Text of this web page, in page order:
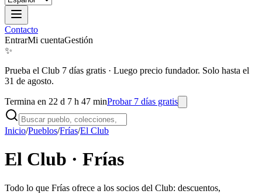
Contacto
EntrarMi cuentaGestión
✨
Prueba el Club 7 días gratis · Luego precio fundador. Solo hasta el
31 de agosto.
Termina en 22 d 7 h 47 minProbar 7 días gratis
Inicio/Pueblos/Frías/El Club
El Club · Frías
Todo lo que Frías ofrece a los socios del Club: descuentos,